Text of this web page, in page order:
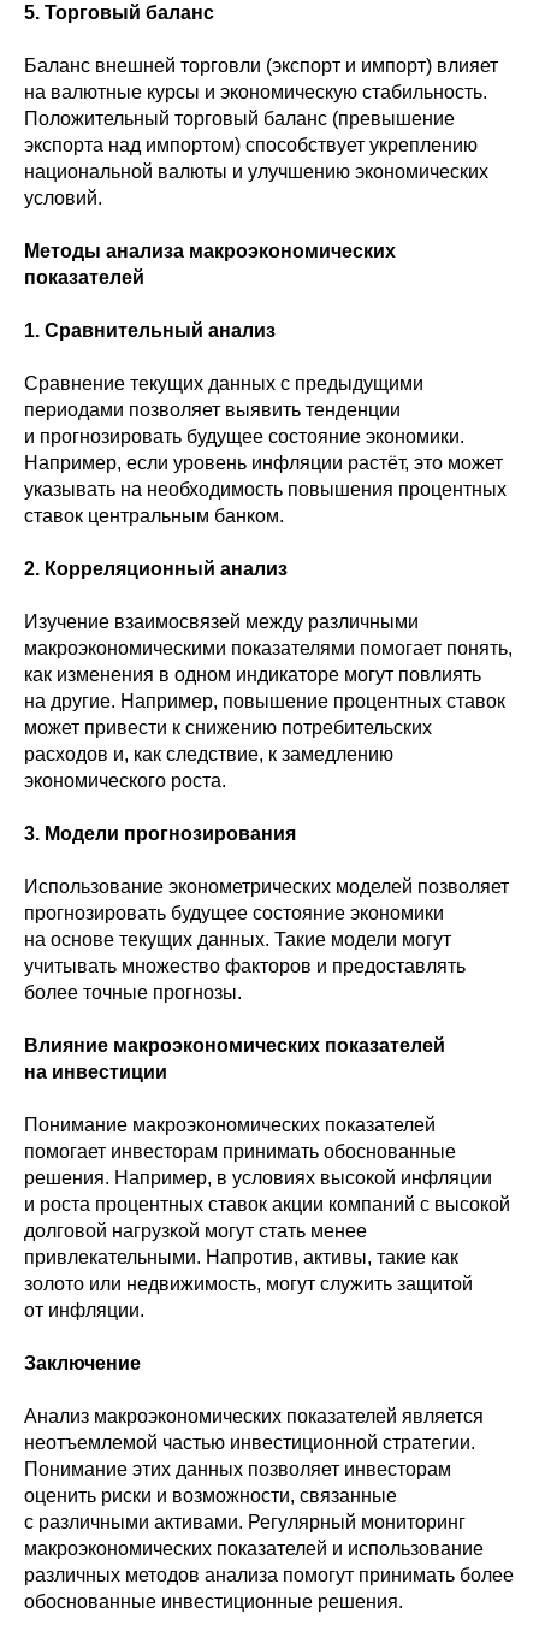
5. Торговый баланс
Баланс внешней торговли (экспорт и импорт) влияет
на валютные курсы и экономическую стабильность.
Положительный торговый баланс (превышение
экспорта над импортом) способствует укреплению
национальной валюты и улучшению экономических
условий.
Методы анализа макроэкономических
показателей
1. Сравнительный анализ
Сравнение текущих данных с предыдущими
периодами позволяет выявить тенденции
и прогнозировать будущее состояние экономики.
Например, если уровень инфляции растёт, это может
указывать на необходимость повышения процентных
ставок центральным банком.
2. Корреляционный анализ
Изучение взаимосвязей между различными
макроэкономическими показателями помогает понять,
как изменения в одном индикаторе могут повлиять
на другие. Например, повышение процентных ставок
может привести к снижению потребительских
расходов и, как следствие, к замедлению
экономического роста.
3. Модели прогнозирования
Использование эконометрических моделей позволяет
прогнозировать будущее состояние экономики
на основе текущих данных. Такие модели могут
учитывать множество факторов и предоставлять
более точные прогнозы.
Влияние макроэкономических показателей
на инвестиции
Понимание макроэкономических показателей
помогает инвесторам принимать обоснованные
решения. Например, в условиях высокой инфляции
и роста процентных ставок акции компаний с высокой
долговой нагрузкой могут стать менее
привлекательными. Напротив, активы, такие как
золото или недвижимость, могут служить защитой
от инфляции.
Заключение
Анализ макроэкономических показателей является
неотъемлемой частью инвестиционной стратегии.
Понимание этих данных позволяет инвесторам
оценить риски и возможности, связанные
с различными активами. Регулярный мониторинг
макроэкономических показателей и использование
различных методов анализа помогут принимать более
обоснованные инвестиционные решения.